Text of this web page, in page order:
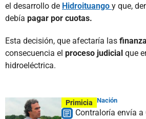
el desarrollo de Hidroituango y que,
debía pagar por cuotas.
Esta decisión, que afectaría las
consecuencia el proceso judicial que
hidroeléctrica.
Primicia Nación
Contraloría envía a